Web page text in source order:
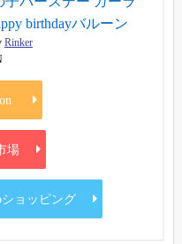
birthdayバルーン
Rinker
場
ショッピング